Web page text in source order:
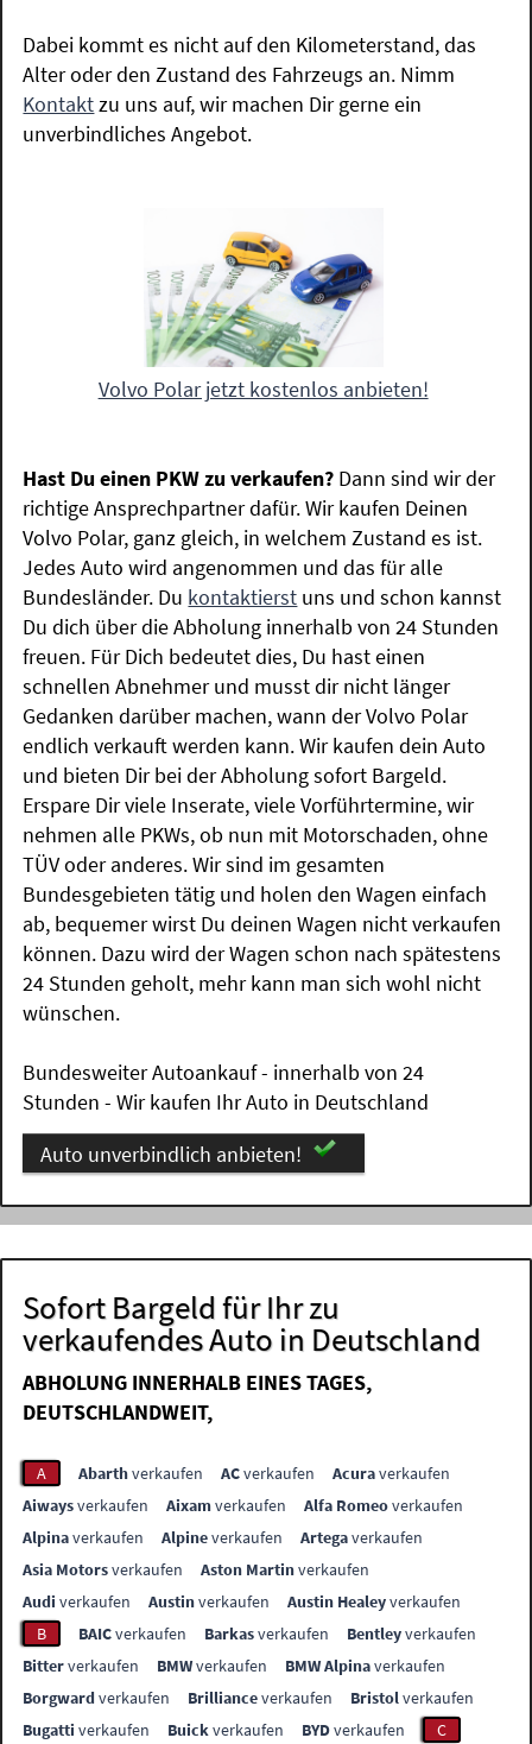
Dabei kommt es nicht auf den Kilometerstand, das
Alter oder den Zustand des Fahrzeugs an. Nimm
Kontaktzu uns auf, wir machen Dir gerne ein
unverbindliches Angebot.
Volvo Polar jetzt kostenlos anbieten!
Hast Du einen PKW zu verkaufen? Dann sind wir der
richtige Ansprechpartner dafür. Wir kaufen Deinen
Volvo Polar, ganz gleich, in welchem Zustand es ist.
Jedes Auto wird angenommen und das für alle
Bundesländer. Du kontaktierst uns und schon kannst
Du dich über die Abholung innerhalb von 24 Stunden
freuen. Für Dich bedeutet dies, Du hast einen
schnellen Abnehmer und musst dir nicht länger
Gedanken darüber machen, wann der Volvo Polar
endlich verkauft werden kann. Wir kaufen dein Auto
und bieten Dir bei der Abholung sofort Bargeld.
Erspare Dir viele Inserate, viele Vorführtermine, wir
nehmen alle PKWs, ob nun mit Motorschaden, ohne
TÜV oder anderes. Wir sind im gesamten
Bundesgebieten tätig und holen den Wagen einfach
ab, bequemer wirst Du deinen Wagen nicht verkaufen
können. Dazu wird der Wagen schon nach spätestens
24 Stunden geholt, mehr kann man sich wohl nicht
wünschen.
Bundesweiter Autoankauf - innerhalb von 24
Stunden - Wir kaufen Ihr Auto in Deutschland
Auto unverbindlich anbieten!
Sofort Bargeld für Ihr zu
verkaufendes Auto in Deutschland
ABHOLUNG INNERHALB EINES TAGES,
DEUTSCHLANDWEIT,
A Abarthverkaufen ACverkaufen Acuraverkaufen
Aiwaysverkaufen Aixamverkaufen Alfa Romeoverkaufen
Alpinaverkaufen Alpineverkaufen Artegaverkaufen
Asia Motorsverkaufen Aston Martinverkaufen
Audi verkaufen Austinverkaufen Austin Healeyverkaufen
B
BAICverkaufen Barkasverkaufen Bentleyverkaufen
Bitterverkaufen BMWverkaufen BMW Alpinaverkaufen
Borgwardverkaufen Brillianceverkaufen Bristolverkaufen
Bugatti verkaufen Buickverkaufen BYDverkaufen C